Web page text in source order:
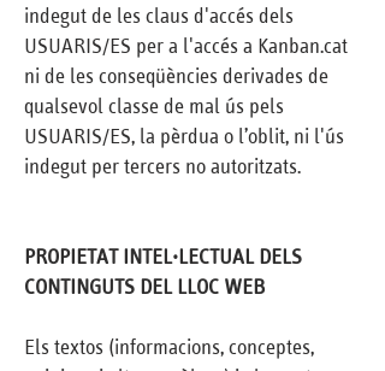
indegut de les claus d'accés dels
USUARIS/ES per a l'accés a Kanban.cat
ni de les conseqüències derivades de
qualsevol classe de mal ús pels
USUARIS/ES, la pèrdua o l’oblit, ni l'ús
indegut per tercers no autoritzats.
PROPIETAT INTEL·LECTUAL DELS
CONTINGUTS DEL LLOC WEB
Els textos (informacions, conceptes,